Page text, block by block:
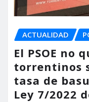
ACTUALIDAD
El PSOE no
torrentinos
tasa de
Ley 7/2022